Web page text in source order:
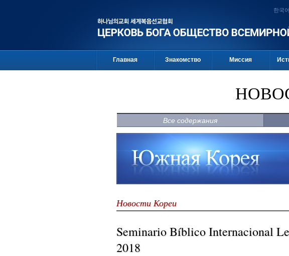
한국어
Главная Знакомство Миссия
Все содержания
Новости Кореи
Seminario Bíblico Internacional
2018